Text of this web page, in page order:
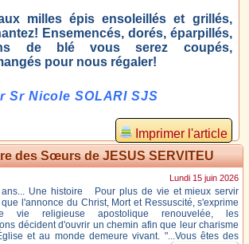
milles épis ensoleillés et grillés,
Ensemencés, dorés, éparpillés,
de blé vous serez coupés,
pour nous régaler!
Sr Nicole SOLARI SJS
Imprimer l'article
des Sœurs de JESUS SERVITEU
Lundi 15 juin 2026
Une histoire Pour plus de vie et mieux servir
l'annonce du Christ, Mort et Ressuscité, s'exprime
vie religieuse apostolique renouvelée, les
décident d'ouvrir un chemin afin que leur charisme
et au monde demeure vivant. "...Vous êtes des